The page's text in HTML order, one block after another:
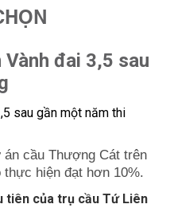
đai 3,5 sau
án cầu Thượng Cát trên
hiện đạt hơn 10%.
tiên của trụ cầu Tứ Liên